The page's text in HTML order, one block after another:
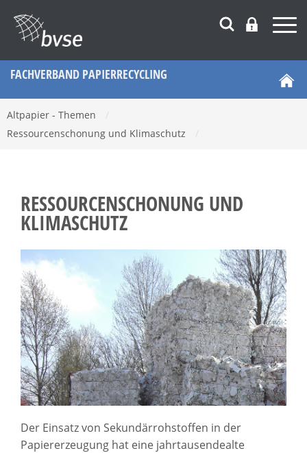
FACHVERBAND PAPIERRECYCLING
Altpapier - Themen
Ressourcenschonung und Klimaschutz
RESSOURCENSCHONUNG UND
KLIMASCHUTZ
Der Einsatz von Sekundärrohstoffen in der
Papiererzeugung hat eine jahrtausendealte